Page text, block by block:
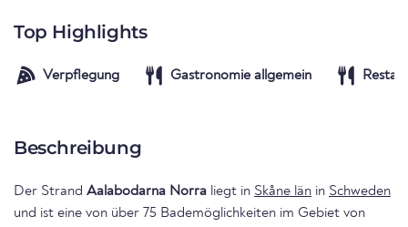
Top Highlights
Verpflegung Gastronomie allgemein
Beschreibung
Der Strand Aalabodarna Norra liegt in Skåne län in Schweden
und ist eine von über 75 Bademöglichkeiten im Gebiet von